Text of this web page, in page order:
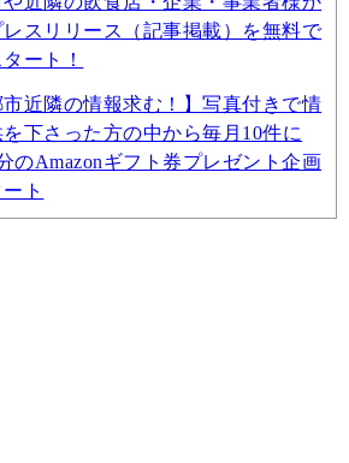
レスリリース（記事掲載）を無料で
ート！
市近隣の情報求む！】写真付きで情
下さった方の中から毎月10件に
のAmazonギフト券プレゼント企画
ト